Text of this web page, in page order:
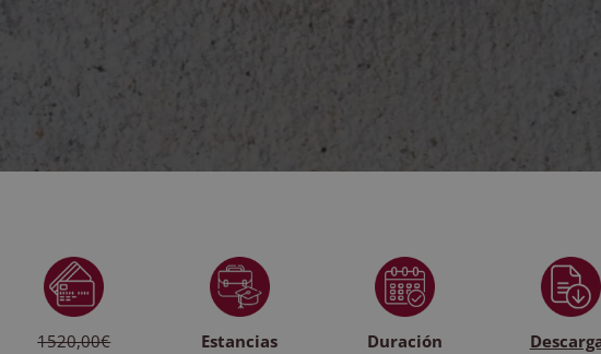
1520,00€
Estancias
Duración